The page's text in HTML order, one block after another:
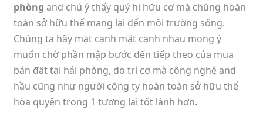
phòng and chú ý thấy quý hi hữu cơ mà chúng hoàn
toàn sở hữu thể mang lại đến môi trường sống.
Chúng ta hãy mặt cạnh mặt cạnh nhau mong ý
muốn chờ phần mập bước đến tiếp theo của mua
bán đất tại hải phòng, do trí cơ mà công nghệ and
hầu cũng như người công ty hoàn toàn sở hữu thể
hòa quyện trong 1 tương lai tốt lành hơn.